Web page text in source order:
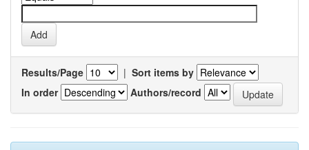
Results/Page | Sort items by
In order
Authors/record